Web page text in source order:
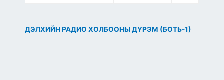
ДЭЛХИЙН РАДИО ХОЛБООНЫ ДҮРЭМ (БОТЬ-1)